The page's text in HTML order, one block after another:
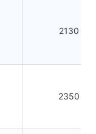
2130
2350